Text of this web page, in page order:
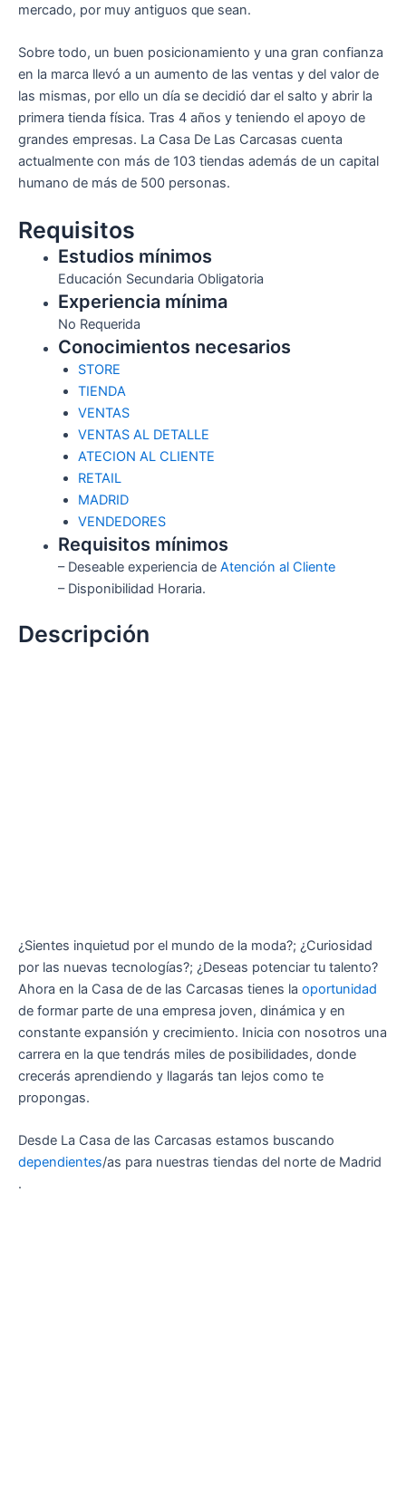
mercado, por muy antiguos que sean.
Sobre todo, un buen posicionamiento y una gran confianza
en la marca llevó a un aumento de las ventas y del valor de
las mismas, por ello un día se decidió dar el salto y abrir la
primera tienda física. Tras 4 años y teniendo el apoyo de
grandes empresas. La Casa De Las Carcasas cuenta
actualmente con más de 103 tiendas además de un capital
humano de más de 500 personas.
Requisitos
Estudios mínimos
Educación Secundaria Obligatoria
Experiencia mínima
No Requerida
Conocimientos necesarios
STORE
TIENDA
VENTAS
VENTAS AL DETALLE
ATECION AL CLIENTE
RETAIL
MADRID
VENDEDORES
Requisitos mínimos
– Deseable experiencia de Atención al Cliente
– Disponibilidad Horaria.
Descripción
¿Sientes inquietud por el mundo de la moda?; ¿Curiosidad
por las nuevas tecnologías?; ¿Deseas potenciar tu talento?
Ahora en la Casa de de las Carcasas tienes la oportunidad
de formar parte de una empresa joven, dinámica y en
constante expansión y crecimiento. Inicia con nosotros una
carrera en la que tendrás miles de posibilidades, donde
crecerás aprendiendo y llagarás tan lejos como te
propongas.
Desde La Casa de las Carcasas estamos buscando
dependientes/as para nuestras tiendas del norte de Madrid
.